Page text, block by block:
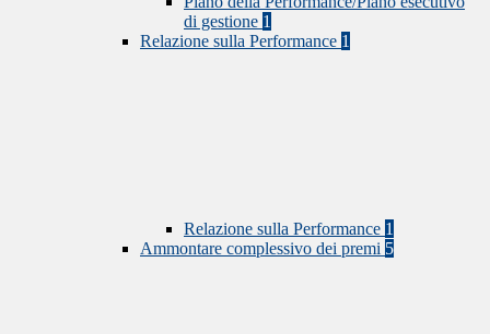
di gestione 1
Relazione sulla Performance 1
Relazione sulla Performance 1
Ammontare complessivo dei premi 5